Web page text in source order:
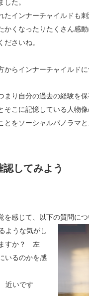
た。
たインナーチャイルドも
くなったりたくさん感動
さいね。
らインナーチャイルド
まり自分の過去の経験を
こに記憶している人物
とを ソーシャルパノラマと
してみよう
感じて、以下の質問につ
ような気がし
すか？ 左
いるのかを感
近いです